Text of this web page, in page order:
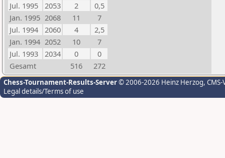
Jul. 1995
2053 2
0,5
Jan. 1995 2068 11
7
Jul. 1994
2060 4
2,5
Jan. 1994 2052 10
7
Jul. 1993
2034 0
0
Gesamt
516 272
Chess-Tournament-Results-Server© 2006-2026 Heinz Herzog,
Legal details/Terms of use